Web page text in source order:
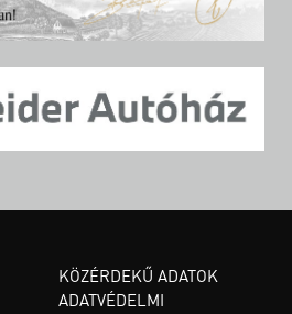
KÖZÉRDEKŰ ADATOK
ADATVÉDELMI